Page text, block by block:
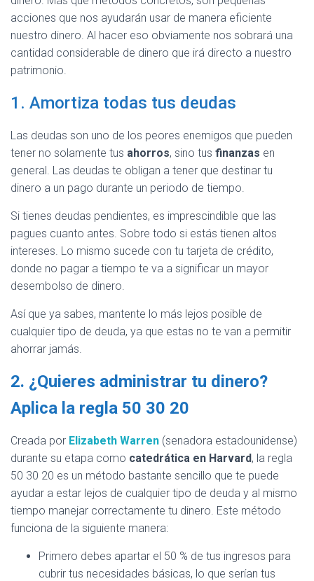
acciones que nos ayudarán usar de manera eficiente
nuestro dinero. Al hacer eso obviamente nos sobrará una
cantidad considerable de dinero que irá directo a nuestro
patrimonio.
1. Amortiza todas tus deudas
Las deudas son uno de los peores enemigos que pueden
tener no solamente tus ahorros, sino tus finanzas en
general. Las deudas te obligan a tener que destinar tu
dinero a un pago durante un periodo de tiempo.
Si tienes deudas pendientes, es imprescindible que las
pagues cuanto antes. Sobre todo si estás tienen altos
intereses. Lo mismo sucede con tu tarjeta de crédito,
donde no pagar a tiempo te va a significar un mayor
desembolso de dinero.
Así que ya sabes, mantente lo más lejos posible de
cualquier tipo de deuda, ya que estas no te van a permitir
ahorrar jamás.
2. ¿Quieres administrar tu dinero?
Aplica la regla 50 30 20
Creada por Elizabeth Warren (senadora estadounidense)
durante su etapa como catedrática en Harvard, la regla
50 30 20 es un método bastante sencillo que te puede
ayudar a estar lejos de cualquier tipo de deuda y al mismo
tiempo manejar correctamente tu dinero. Este método
funciona de la siguiente manera:
Primero debes apartar el 50 % de tus ingresos para
cubrir tus necesidades básicas, lo que serían tus